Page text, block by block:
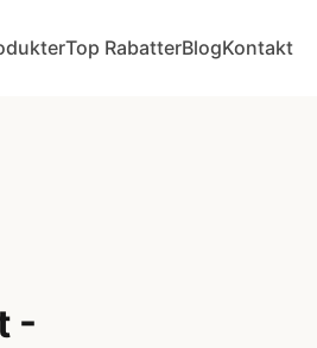
Top RabatterBlogKontakt
-